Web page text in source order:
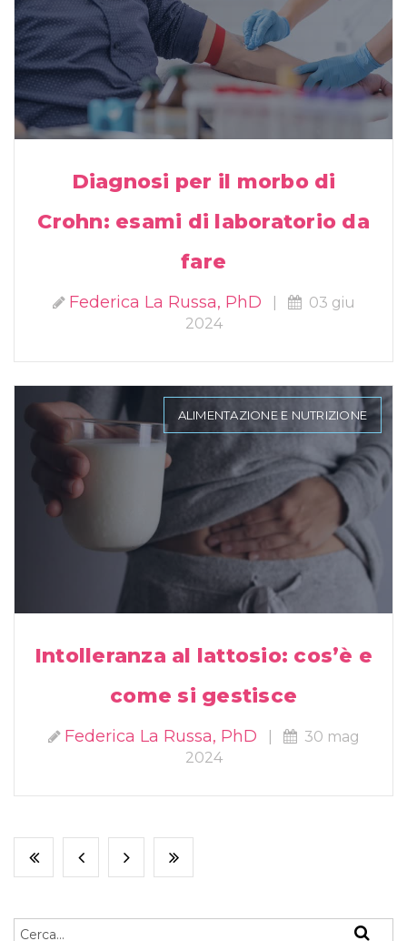
Diagnosi per il morbo di
Crohn: esami di laboratorio da
fare
Federica La Russa, PhD
03 giu
2024
ALIMENTAZIONE E NUTRIZIONE
Intolleranza al lattosio: cos’è e
come si gestisce
Federica La Russa, PhD
30 mag
2024